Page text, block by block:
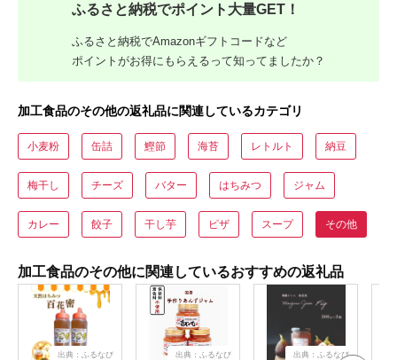
ふるさと納税でポイント大量GET！
ふるさと納税でAmazonギフトコードなど
ポイントがお得にもらえるって知ってましたか？
加工食品のその他の返礼品に関連しているカテゴリ
小麦粉 缶詰 鰹節 海苔 レトルト 納豆
梅干し チーズ バター はちみつ ジャム
カレー 餃子 干し芋 ピザ スープ その他
加工食品のその他に関連しているおすすめの返礼品
出典：ふるなび 出典：ふるなび 出典：ふるなび